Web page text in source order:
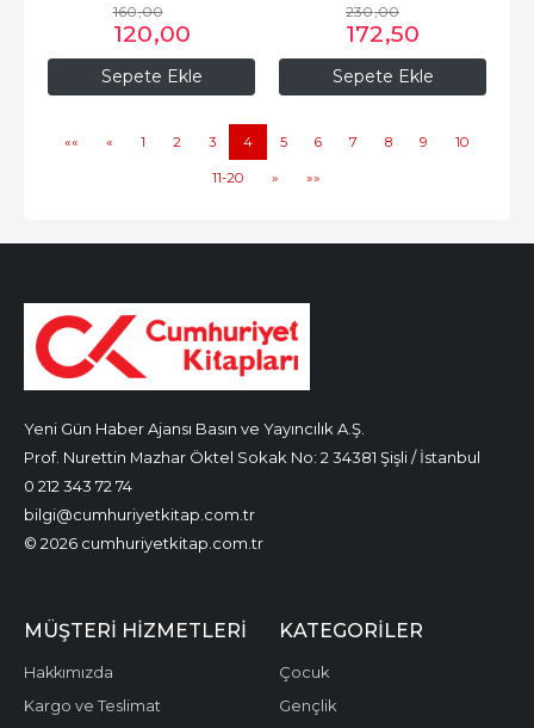
Sepete Ekle
160,00
120,00
Sepete Ekle
230,00
172,50
«« « 1 2 3 4 5 6 7 8 9 10
11-20 » »»
Yeni Gün Haber Ajansı Basın ve Yayıncılık A.Ş.
Prof. Nurettin Mazhar Öktel Sokak No: 2 34381 Şişli / İstanbul
0 212 343 72 74
bilgi@cumhuriyetkitap.com.tr
© 2026 cumhuriyetkitap.com.tr
MÜŞTERI HIZMETLERI
Hakkımızda
Kargo ve Teslimat
KATEGORILER
Çocuk
Gençlik